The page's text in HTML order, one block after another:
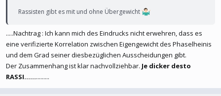
Rassisten gibt es mit und ohne Übergewicht
.....Nachtrag : Ich kann mich des Eindrucks nicht erwehren, dass es
eine verifizierte Korrelation zwischen Eigengewicht des Phaselheinis
und dem Grad seiner diesbezüglichen Ausscheidungen gibt.
Der Zusammenhang ist klar nachvollziehbar. Je dicker desto
RASSI...............